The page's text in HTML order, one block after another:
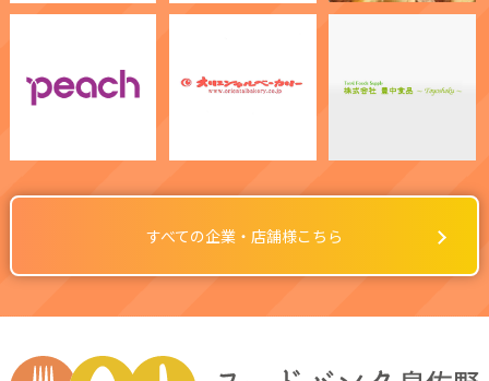
すべての企業・店舗様こちら